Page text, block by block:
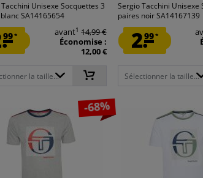
Unisexe Socquettes 3
SA14165654
99* avant1 14,99 €
Économise :
12,00 €
la taille...
Sergio Tacchini Unisexe
paires noir SA14167139
2.99*
Sélectionner la taille...
-68%